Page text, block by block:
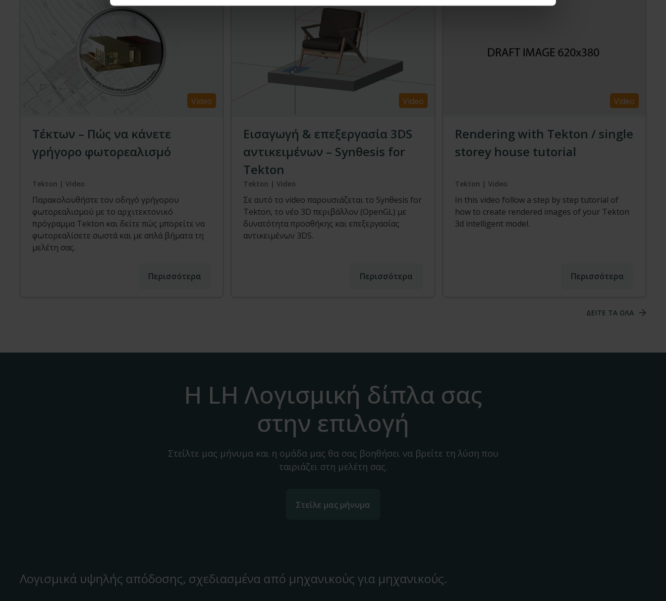
Video
Τέκτων – Πώς να κάνετε
γρήγορο φωτορεαλισμό
Tekton | Video
Παρακολουθήστε τον οδηγό γρήγορου
φωτορεαλισμού με το αρχιτεκτονικό
πρόγραμμα Tekton και δείτε πώς μπορείτε να
φωτορεαλίσετε σωστά και με απλά βήματα τη
μελέτη σας.
Περισσότερα
Video
Εισαγωγή & επεξεργασία 3DS
αντικειμένων – Synθesis for
Tekton
Tekton | Video
Σε αυτό το video παρουσιάζεται το Synθesis for
Tekton, το νέο 3D περιβάλλον (OpenGL) με
δυνατότητα προσθήκης και επεξεργασίας
αντικειμένων 3DS.
Περισσότερα
Video
Rendering with Tekton / single
storey house tutorial
Tekton | Video
In this video follow a step by step tutorial of
how to create rendered images of your Tekton
3d intelligent model.
Περισσότερα
ΔΕΙΤΕ ΤΑ ΟΛΑ
Η LH Λογισμική δίπλα σας
στην επιλογή
Στείλτε μας μήνυμα και η ομάδα μας θα σας βοηθήσει να βρείτε τη λύση που
ταιριάζει στη μελέτη σας.
Στείλε μας μήνυμα
Λογισμικά υψηλής απόδοσης, σχεδιασμένα από μηχανικούς για μηχανικούς.